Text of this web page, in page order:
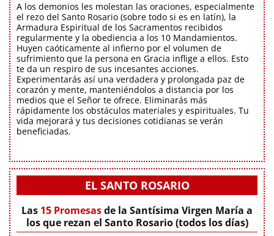
A los demonios les molestan las oraciones, especialmente
el rezo del Santo Rosario (sobre todo si es en latín), la
Armadura Espiritual de los Sacramentos recibidos
regularmente y la obediencia a los 10 Mandamientos.
Huyen caóticamente al infierno por el volumen de
sufrimiento que la persona en Gracia inflige a ellos. Esto
te da un respiro de sus incesantes acciones.
Experimentarás así una verdadera y prolongada paz de
corazón y mente, manteniéndolos a distancia por los
medios que el Señor te ofrece. Eliminarás más
rápidamente los obstáculos materiales y espirituales. Tu
vida mejorará y tus decisiones cotidianas se verán
beneficiadas.
EL SANTO ROSARIO
Las 15 Promesasde la Santísima Virgen María a
los que rezan el Santo Rosario (todos los días)